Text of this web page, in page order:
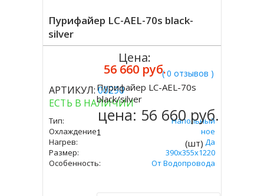
Пурифайер LC-AEL-70s black-
silver
( 0 отзывов )
АРТИКУЛ:00290
ЕСТЬ В НАЛИЧИИ
Тип:
Напольный
Охлаждение:
Компрессорное
Нагрев:
Да
Размер:
390x355x1220
Особенность:
От Водопровода
Цена:
56 660 руб.
Купить
Пурифайер LC-AEL-70s
black/silver
цена: 56 660 руб.
(шт)